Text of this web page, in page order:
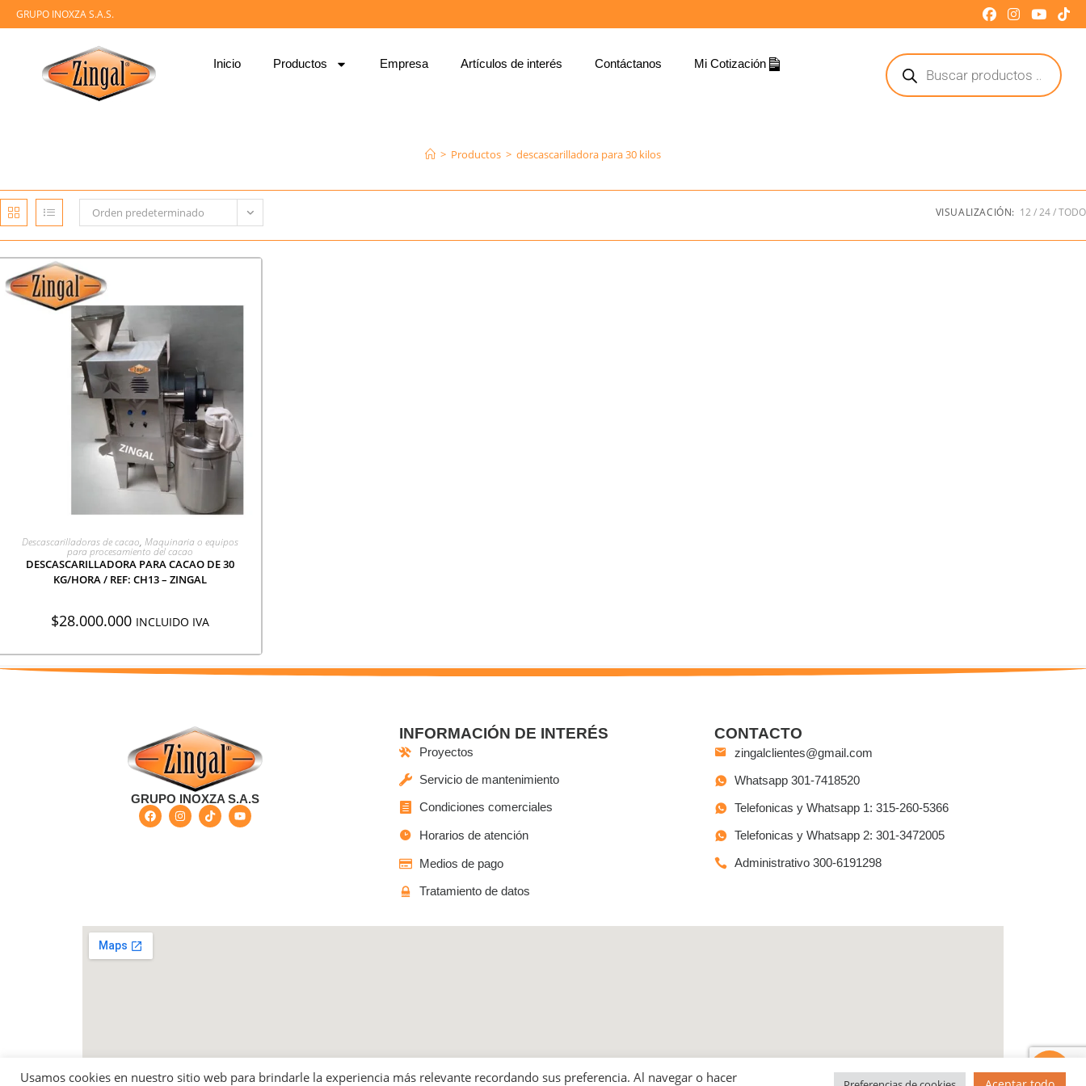
GRUPO INOXZA S.A.S.
Inicio Productos Empresa Artículos de interés Contáctanos Mi Cotización
> Productos > descascarilladora para 30 kilos
Orden predeterminado VISUALIZACIÓN: 12 24 TODO
AGREGAR A COTIZACIÓN
Descascarilladoras de cacao, Maquinaria o equipos
para procesamiento del cacao
DESCASCARILLADORA PARA CACAO DE 30
KG/HORA / REF: CH13 – ZINGAL
$28.000.000 INCLUIDO IVA
GRUPO INOXZA S.A.S
INFORMACIÓN DE INTERÉS
Proyectos
Servicio de mantenimiento
Condiciones comerciales
Horarios de atención
Medios de pago
Tratamiento de datos
CONTACTO
zingalclientes@gmail.com
Whatsapp 301-7418520
Telefonicas y Whatsapp 1: 315-260-5366
Telefonicas y Whatsapp 2: 301-3472005
Administrativo 300-6191298
Tienes preguntas?